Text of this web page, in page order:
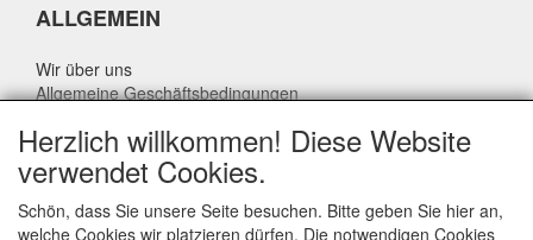
ALLGEMEIN
Wir über uns
Allgemeine Geschäftsbedingungen
Haftungsausschluss
Über Rik Thijssen
Herzlich willkommen! Diese Website
verwendet Cookies.
Schön, dass Sie unsere Seite besuchen. Bitte geben Sie hier an,
welche Cookies wir platzieren dürfen. Die notwendigen Cookies